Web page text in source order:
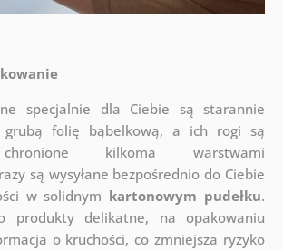
specjalnie dla Ciebie są starannie
grubą folię bąbelkową, a ich rogi są
kilkoma warstwami
są wysyłane bezpośrednio do Ciebie
w solidnym kartonowym pudełku.
produkty delikatne, na opakowaniu
o kruchości, co zmniejsza ryzyko